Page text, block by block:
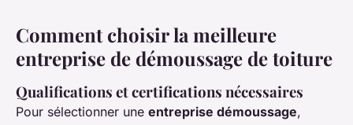
Comment choisir la meilleure
entreprise de démoussage de toiture
Qualifications et certifications nécessaires
Pour sélectionner une entreprise démoussage,